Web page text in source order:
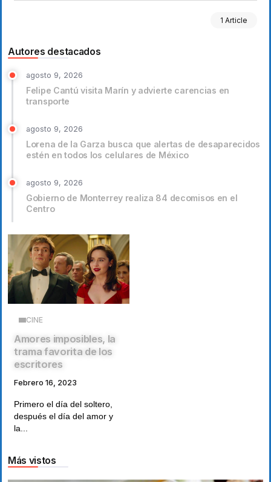
1 Article
Autores destacados
agosto 9, 2026
Felipe Cantú visita Marín y advierte carencias en
transporte
agosto 9, 2026
Lorena de la Garza busca que alertas de desaparecidos
estén en todos los celulares de México
agosto 9, 2026
Gobierno de Monterrey realiza 84 decomisos en el
Centro
CINE
Amores imposibles, la
trama favorita de los
escritores
Febrero 16, 2023
Primero el día del soltero,
después el día del amor y
la...
Más vistos